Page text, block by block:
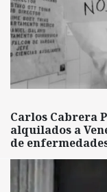
Carlos Cabrera
alquilados a
de